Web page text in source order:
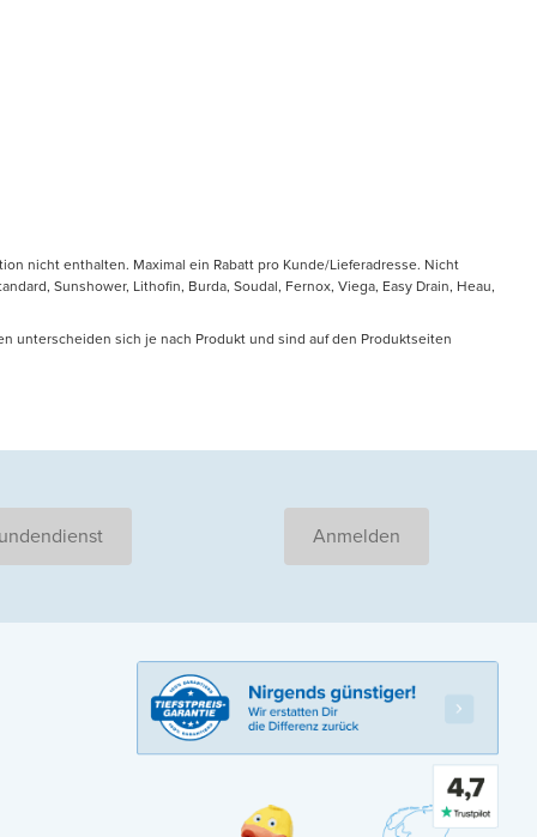
nicht enthalten. Maximal ein Rabatt pro Kunde/Lieferadresse. Nicht
Sunshower, Lithofin, Burda, Soudal, Fernox, Viega, Easy Drain, Heau,
unterscheiden sich je nach Produkt und sind auf den Produktseiten
Anmelden